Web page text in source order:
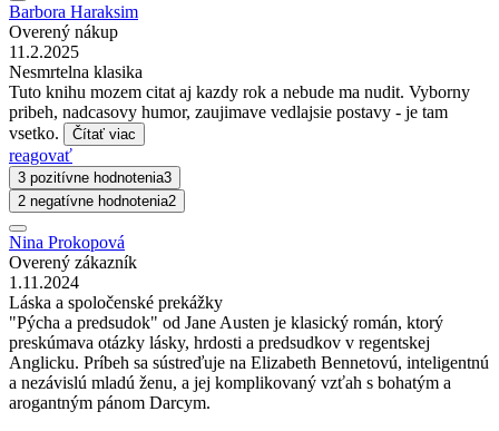
Barbora Haraksim
Overený nákup
11.2.2025
Nesmrtelna klasika
Tuto knihu mozem citat aj kazdy rok a nebude ma nudit. Vyborny
pribeh, nadcasovy humor, zaujimave vedlajsie postavy - je tam
vsetko.
Čítať viac
reagovať
3 pozitívne hodnotenia3
2 negatívne hodnotenia2
Nina Prokopová
Overený zákazník
1.11.2024
Láska a spoločenské prekážky
"Pýcha a predsudok" od Jane Austen je klasický román, ktorý
preskúmava otázky lásky, hrdosti a predsudkov v regentskej
Anglicku. Príbeh sa sústreďuje na Elizabeth Bennetovú, inteligentnú
a nezávislú mladú ženu, a jej komplikovaný vzťah s bohatým a
arogantným pánom Darcym.